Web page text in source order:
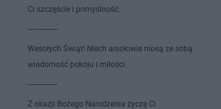
Ci szczęście i pomyślność.
---------------
Wesołych Świąt! Niech aniołowie niosą ze sobą
wiadomość pokoju i miłości.
---------------
Z okazji Bożego Narodzenia życzę Ci